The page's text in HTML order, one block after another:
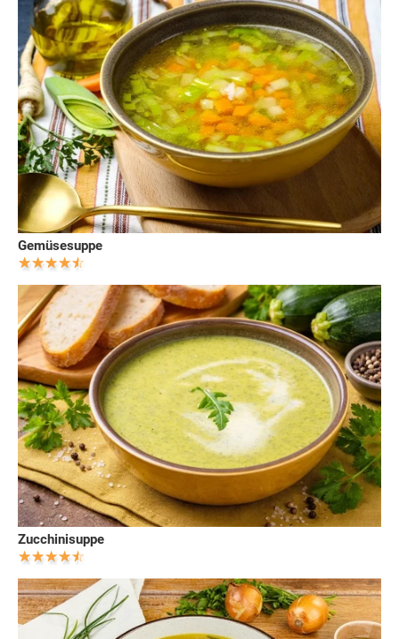
Gemüsesuppe
Zucchinisuppe